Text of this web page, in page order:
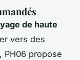
de haute
vers des
PH06 propose